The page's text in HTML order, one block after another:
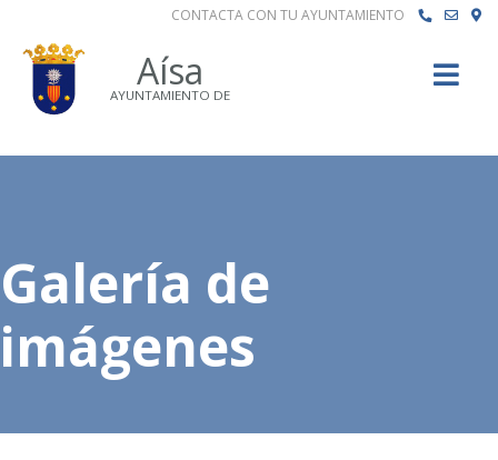
CONTACTA CON TU AYUNTAMIENTO
Aísa
AYUNTAMIENTO DE
Galería de
imágenes